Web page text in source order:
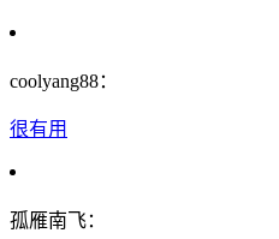
coolyang88：
很有用
孤雁南飞：